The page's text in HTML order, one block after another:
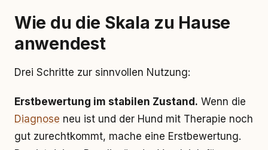
Wie du die Skala zu Hause
anwendest
Drei Schritte zur sinnvollen Nutzung:
Erstbewertung im stabilen Zustand. Wenn die
Diagnose neu ist und der Hund mit Therapie noch
gut zurechtkommt, mache eine Erstbewertung.